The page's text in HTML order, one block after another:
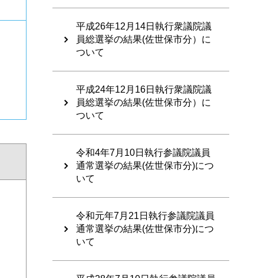
平成26年12月14日執行衆議院議
員総選挙の結果(佐世保市分）に
ついて
平成24年12月16日執行衆議院議
員総選挙の結果(佐世保市分）に
ついて
令和4年7月10日執行参議院議員
通常選挙の結果(佐世保市分)につ
いて
令和元年7月21日執行参議院議員
通常選挙の結果(佐世保市分)につ
いて